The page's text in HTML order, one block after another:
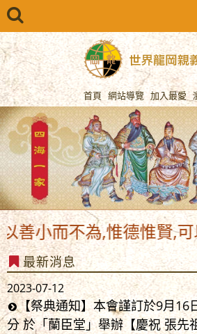
首頁 網站導覽 加入最愛
小而不為,惟德惟賢,可
最新消息
2023-07-12
【祭典通知】本會謹訂於9月16
分 於「蘭臣堂」舉辦【慶祝 張先